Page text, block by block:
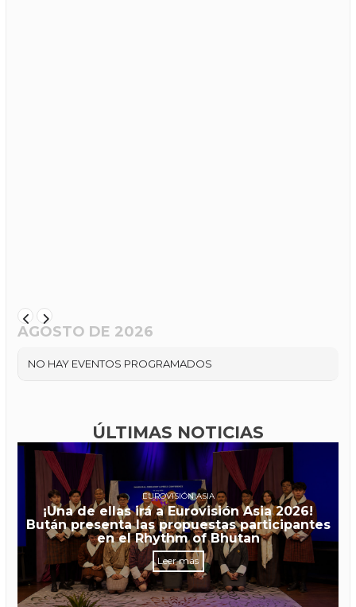
AGOSTO DE 2026
NO HAY EVENTOS PROGRAMADOS
ÚLTIMAS NOTICIAS
EUROVISIÓN ASIA
¡Una de ellas irá a Eurovisión Asia 2026!
Bután presenta las propuestas participantes
en el Rhythm of Bhutan
Leer más